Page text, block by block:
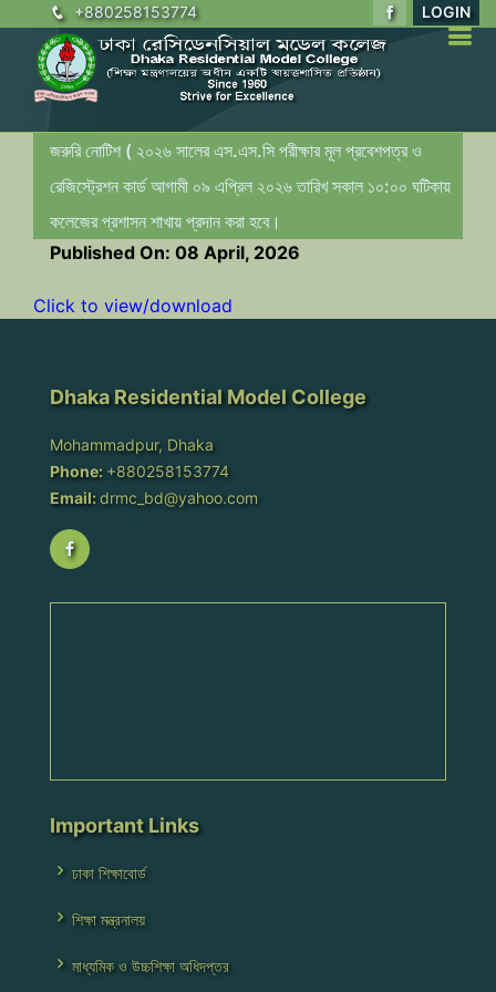
+880258153774 LOGIN
জরুরি নোটিশ ( ২০২৬ সালের এস.এস.সি পরীক্ষার মূল প্রবেশপত্র ও
রেজিস্ট্রেশন কার্ড আগামী ০৯ এপ্রিল ২০২৬ তারিখ সকাল ১০:০০ ঘটিকায়
কলেজের প্রশাসন শাখায় প্রদান করা হবে।
Published On: 08 April, 2026
Click to view/download
Dhaka Residential Model College
Mohammadpur, Dhaka
Phone: +880258153774
Email: drmc_bd@yahoo.com
Important Links
ঢাকা শিক্ষাবোর্ড
শিক্ষা মন্ত্রনালয়
মাধ্যমিক ও উচ্চশিক্ষা অধিদপ্তর